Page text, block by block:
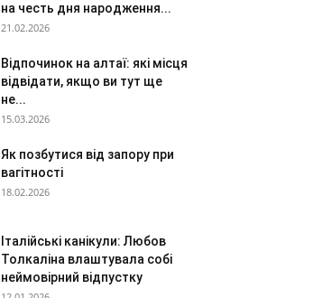
на честь дня народження...
21.02.2026
Відпочинок на алтаї: які місця
відвідати, якщо ви тут ще
не...
15.03.2026
Як позбутися від запору при
вагітності
18.02.2026
Італійські канікули: Любов
Толкаліна влаштувала собі
неймовірний відпустку